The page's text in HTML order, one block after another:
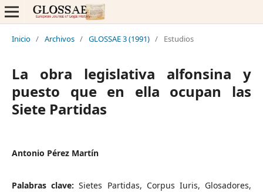
Inicio / Archivos / GLOSSAE 3 (1991) / Estudios
La obra legislativa alfonsina y
puesto que en ella ocupan las
Siete Partidas
Antonio Pérez Martín
Palabras clave:Sietes Partidas, Corpus Iuris, Glosadores,